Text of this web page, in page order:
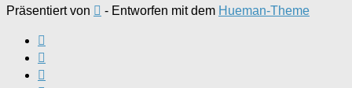
Präsentiert von - Entworfen mit dem Hueman-Theme